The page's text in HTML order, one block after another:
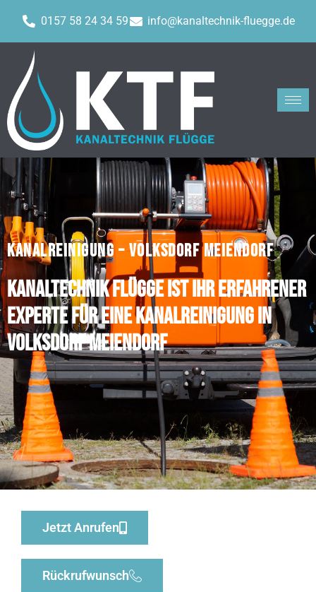
0157 58 24 34 59 info@kanaltechnik-fluegge.de
KANALREINIGUNG – VOLKSDORF MEIENDORF
Kanaltechnik Flügge ist Ihr erfahrener
Experte für eine Kanalreinigung in
Volksdorf Meiendorf
Jetzt Anrufen
Rückrufwunsch